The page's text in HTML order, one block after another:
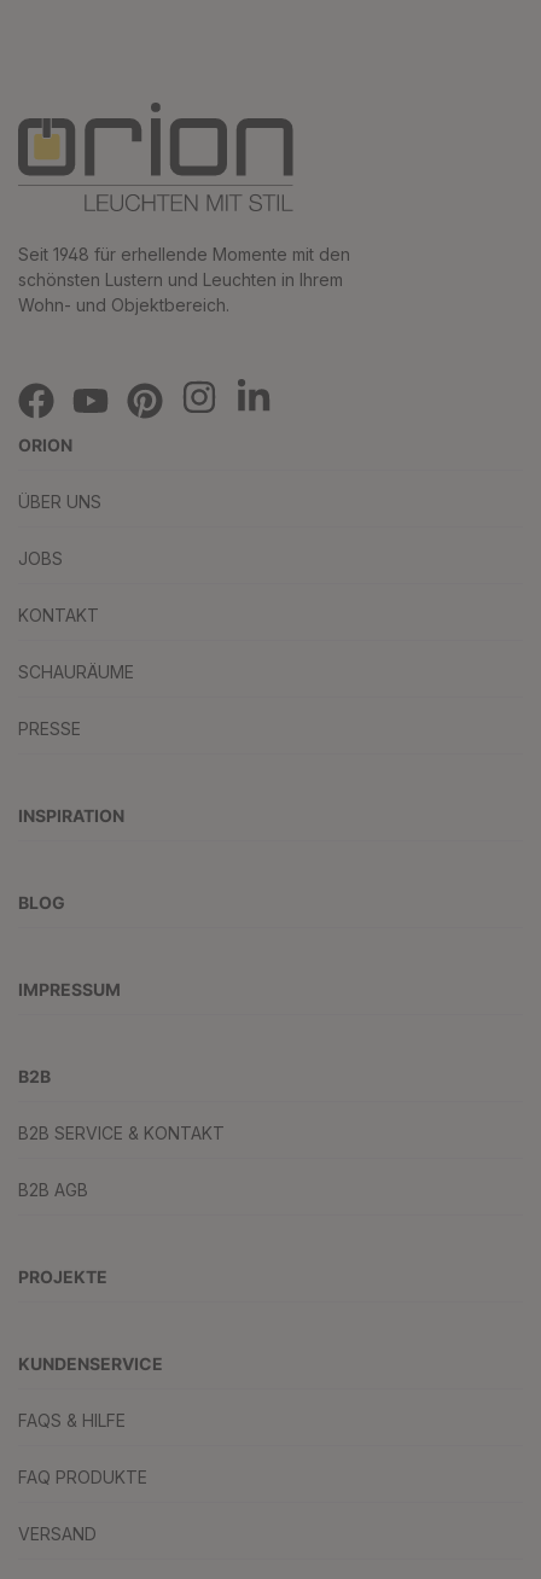
Seit 1948 für erhellende Momente mit den
schönsten Lustern und Leuchten in Ihrem
Wohn- und Objektbereich.
ORION
ÜBER UNS
JOBS
KONTAKT
SCHAURÄUME
PRESSE
INSPIRATION
BLOG
IMPRESSUM
B2B
B2B SERVICE & KONTAKT
B2B AGB
PROJEKTE
KUNDENSERVICE
FAQS & HILFE
FAQ PRODUKTE
VERSAND